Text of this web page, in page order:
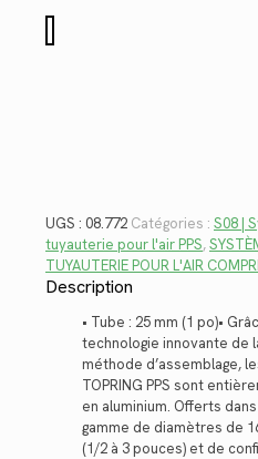
de
UGS : 08.772 Catégories : S08 |
tuyauterie pour l'air PPS,
TUYAUTERIE POUR L'AIR
Description
• Tube : 25 mm (1 po)•
technologie innovante de
méthode d’assemblage,
TOPRING PPS sont
en aluminium. Offerts
gamme de diamètres de
(1/2 à 3 pouces) et de